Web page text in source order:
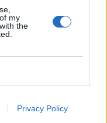
my
the
Privacy Policy
belüli